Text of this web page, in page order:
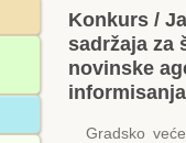
Konkurs /
sadržaja za
novinske
Gradsko